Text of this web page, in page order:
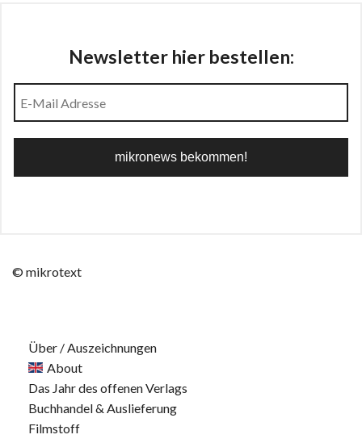
Newsletter hier bestellen:
© mikrotext
Über / Auszeichnungen
About
Das Jahr des offenen Verlags
Buchhandel & Auslieferung
Filmstoff